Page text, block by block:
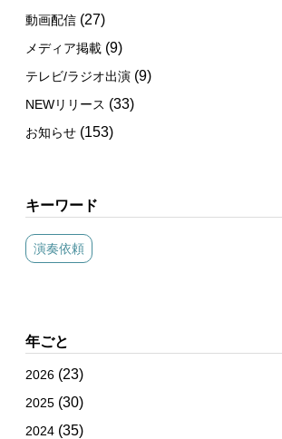
動画配信 (27)
メディア掲載 (9)
テレビ/ラジオ出演 (9)
NEWリリース (33)
お知らせ (153)
キーワード
演奏依頼
年ごと
2026 (23)
2025 (30)
2024 (35)